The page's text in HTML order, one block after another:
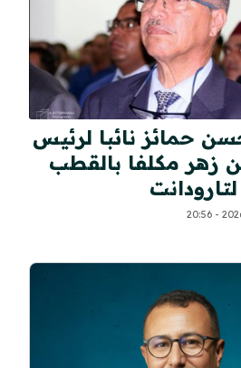
حمائز نائبا لرئيس
زهر مكلفا بالقطب